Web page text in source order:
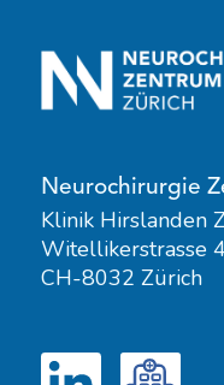
Neurochirurgie
Klinik Hirslanden
Witellikerstrasse
CH-8032 Zürich